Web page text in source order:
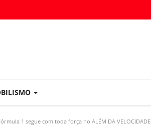
1 segue com toda força no ALÉM DA VELOCIDADE